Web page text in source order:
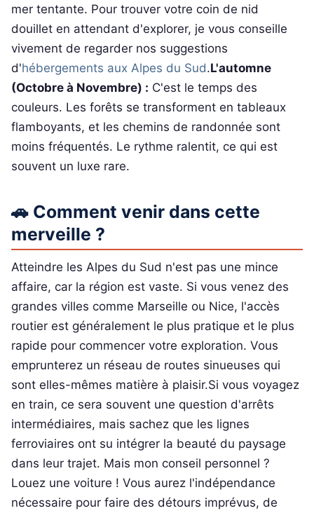
mer tentante. Pour trouver votre coin de nid
douillet en attendant d'explorer, je vous conseille
vivement de regarder nos suggestions
d'hébergements aux Alpes du Sud.L'automne
(Octobre à Novembre) : C'est le temps des
couleurs. Les forêts se transforment en tableaux
flamboyants, et les chemins de randonnée sont
moins fréquentés. Le rythme ralentit, ce qui est
souvent un luxe rare.
🚗 Comment venir dans cette
merveille ?
Atteindre les Alpes du Sud n'est pas une mince
affaire, car la région est vaste. Si vous venez des
grandes villes comme Marseille ou Nice, l'accès
routier est généralement le plus pratique et le plus
rapide pour commencer votre exploration. Vous
emprunterez un réseau de routes sinueuses qui
sont elles-mêmes matière à plaisir.Si vous voyagez
en train, ce sera souvent une question d'arrêts
intermédiaires, mais sachez que les lignes
ferroviaires ont su intégrer la beauté du paysage
dans leur trajet. Mais mon conseil personnel ?
Louez une voiture ! Vous aurez l'indépendance
nécessaire pour faire des détours imprévus, de